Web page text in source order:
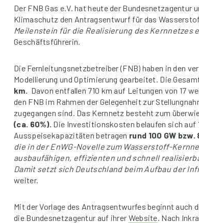
Der FNB Gas e.V. hat heute der
Klimaschutz den Antragsentwurf für das
Meilenstein für die Realisierung des Kernnetzes
Geschäftsführerin.
Die Fernleitungsnetzbetreiber (FNB) haben in den
Modellierung und Optimierung gearbeitet. Die
km. Davon entfallen 710 km auf Leitungen von 17
den FNB im Rahmen der Gelegenheit zur
zugegangen sind. Das Kernnetz besteht zum
(ca. 60%). Die Investitionskosten belaufen sich auf
Ausspeisekapazitäten betragen rund 100 GW bzw.
die in der EnWG-Novelle zum Wasserstoff-
ausbaufähigen, effizienten und schnell
Damit setzt sich Deutschland beim Aufbau der
weiter.
Mit der Vorlage des Antragsentwurfes beginnt
die Bundesnetzagentur auf ihrer Website. Nach